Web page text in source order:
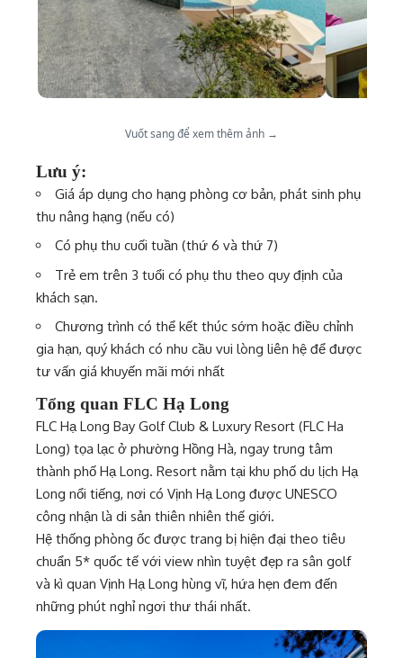
Vuốt sang để xem thêm ảnh →
Lưu ý:
Giá áp dụng cho hạng phòng cơ bản, phát sinh phụ
thu nâng hạng (nếu có)
Có phụ thu cuối tuần (thứ 6 và thứ 7)
Trẻ em trên 3 tuổi có phụ thu theo quy định của
khách sạn.
Chương trình có thể kết thúc sớm hoặc điều chỉnh
gia hạn, quý khách có nhu cầu vui lòng liên hệ để được
tư vấn giá khuyến mãi mới nhất
Tổng quan FLC Hạ Long
FLC Hạ Long Bay Golf Club & Luxury Resort (FLC Ha
Long) tọa lạc ở phường Hồng Hà, ngay trung tâm
thành phố Hạ Long. Resort nằm tại khu phố du lịch Hạ
Long nổi tiếng, nơi có Vịnh Hạ Long được UNESCO
công nhận là di sản thiên nhiên thế giới.
Hệ thống phòng ốc được trang bị hiện đại theo tiêu
chuẩn 5* quốc tế với view nhìn tuyệt đẹp ra sân golf
và kì quan Vịnh Hạ Long hùng vĩ, hứa hẹn đem đến
những phút nghỉ ngơi thư thái nhất.